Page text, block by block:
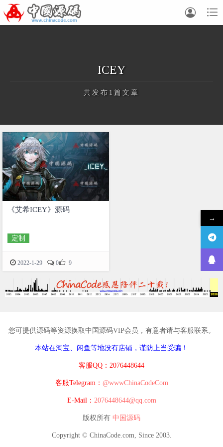


ICEY
共发布1篇文章
正在为您加载新内容
《艾希ICEY》源码
定制
2022-1-29 0 9
您可提供源码等资源换取中国源码VIP会员，有意者请与客服联系。
本站在淘宝、闲鱼等地没有店铺，谨防上当受骗！
客服QQ：2076448644
客服Telegram： @wwwChinaCodeCom
E-Mail： 2076448644@qq.com
版权所有 中国源码
Copyright © ChinaCode.com, Since 2003.
→